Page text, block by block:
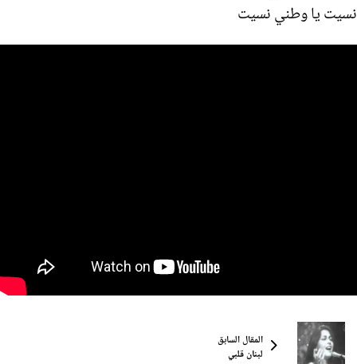
نسيت يا وطني نسيت
المقال السابق
لبنان قلبي